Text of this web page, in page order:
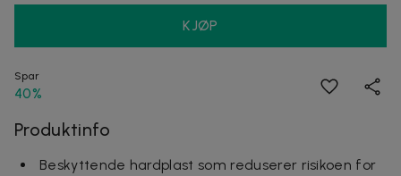
KJØP
Spar
40%
Produktinfo
Beskyttende hardplast som reduserer risikoen for